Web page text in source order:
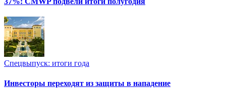
Спецвыпуск: итоги года
Инвесторы переходят из защиты в нападение